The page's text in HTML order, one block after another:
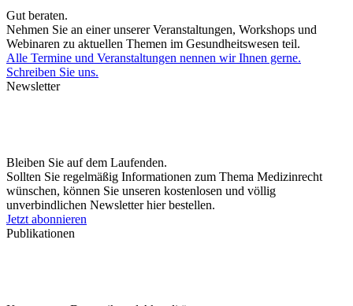
Gut beraten.
Nehmen Sie an einer unserer Veranstaltungen, Workshops und
Webinaren zu aktuellen Themen im Gesundheitswesen teil.
Alle Termine und Veranstaltungen nennen wir Ihnen gerne.
Schreiben Sie uns.
Newsletter
Bleiben Sie auf dem Laufenden.
Sollten Sie regelmäßig Informationen zum Thema Medizinrecht
wünschen, können Sie unseren kostenlosen und völlig
unverbindlichen Newsletter hier bestellen.
Jetzt abonnieren
Publikationen